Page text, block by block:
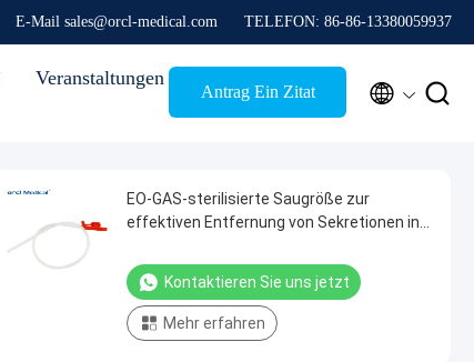
E-Mail sales@orcl-medical.com TELEFON: 86-86-13380059937
Veranstaltungen
Antrag Ein Zitat  
EO-GAS-sterilisierte Saugröße zur
effektiven Entfernung von Sekretionen in
Kontaktieren Sie uns jetzt
Mehr erfahren